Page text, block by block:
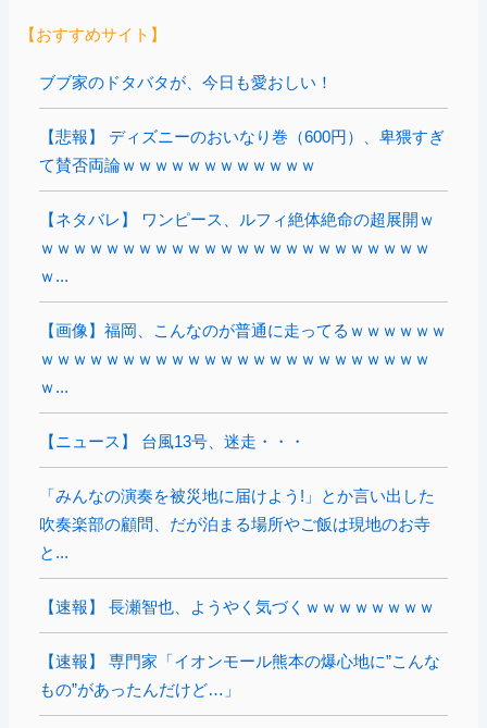
【おすすめサイト】
ブブ家のドタバタが、今日も愛おしい！
【悲報】 ディズニーのおいなり巻（600円）、卑猥すぎ
て賛否両論ｗｗｗｗｗｗｗｗｗｗｗｗ
【ネタバレ】 ワンピース、ルフィ絶体絶命の超展開ｗ
ｗｗｗｗｗｗｗｗｗｗｗｗｗｗｗｗｗｗｗｗｗｗｗｗ
ｗ...
【画像】福岡、こんなのが普通に走ってるｗｗｗｗｗｗ
ｗｗｗｗｗｗｗｗｗｗｗｗｗｗｗｗｗｗｗｗｗｗｗｗ
ｗ...
【ニュース】 台風13号、迷走・・・
「みんなの演奏を被災地に届けよう!」とか言い出した
吹奏楽部の顧問、だが泊まる場所やご飯は現地のお寺
と...
【速報】 長瀬智也、ようやく気づくｗｗｗｗｗｗｗｗ
【速報】 専門家「イオンモール熊本の爆心地に”こんな
もの”があったんだけど…」